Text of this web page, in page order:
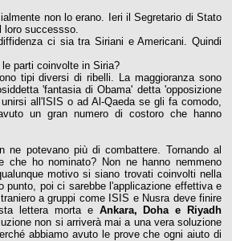
non lo erano. Ieri il Segretario di Stato
loro successso.
ci sia tra Siriani e Americani. Quindi
parti coinvolte in Siria?
tipi diversi di ribelli. La maggioranza sono
'fantasia di Obama' detta 'opposizione
all'ISIS o ad Al-Qaeda se gli fa comodo,
un gran numero di costoro che hanno
potevano più di combattere. Tornando al
che ho nominato? Non ne hanno nemmeno
motivo si siano trovati coinvolti nella
punto, poi ci sarebbe l'applicazione effettiva e
a gruppi come ISIS e Nusra deve finire
lettera morta eAnkara, Doha e Riyadh
non si arriverà mai a una vera soluzione
abbiamo avuto le prove che ogni aiuto di